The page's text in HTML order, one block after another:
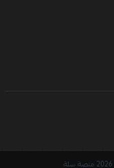
منصة سلة